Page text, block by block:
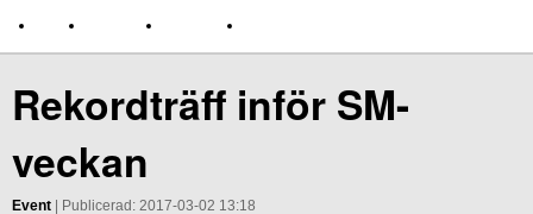
Namn Sponsring TV-nyheter
Rekordträff inför SM-
veckan
Event | Publicerad: 2017-03-02 13:18